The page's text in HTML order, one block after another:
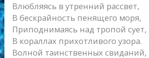
Влюбляясь в утренний рассвет,
В бескрайность пенящего моря,
Приподнимаясь над тропой сует,
В кораллах прихотливого узора.
Волной таинственных свиданий,